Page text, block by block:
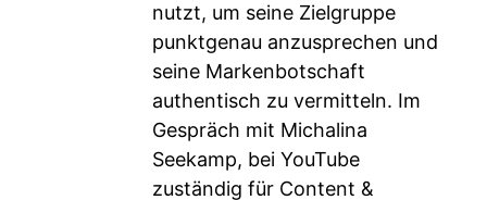
nutzt, um seine Zielgruppe
punktgenau anzusprechen und
seine Markenbotschaft
authentisch zu vermitteln. Im
Gespräch mit Michalina
Seekamp, bei YouTube
zuständig für Content &